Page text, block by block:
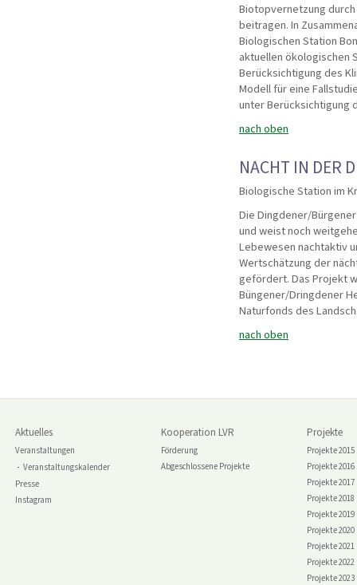
Biotopvernetzung
beitragen. In
Biologischen Station
aktuellen ökologischen
Berücksichtigung des
Modell für eine
unter Berücksichtigung
nach oben
NACHT IN DER
Biologische Station im
Die Dingdener/
und weist noch
Lebewesen nachtaktiv
Wertschätzung der
gefördert. Das Projekt
Büngener/Dringdener
Naturfonds des
nach oben
Aktuelles
Veranstaltungen
Veranstaltungskalender
Presse
Instagram
Kooperation LVR
Förderung
Abgeschlossene Projekte
Projekte
Projekte 2015
Projekte 2016
Projekte 2017
Projekte 2018
Projekte 2019
Projekte 2020
Projekte 2021
Projekte 2022
Projekte 2023